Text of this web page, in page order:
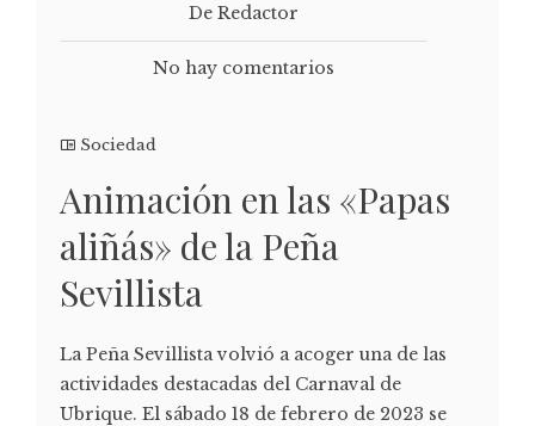
De Redactor
No hay comentarios
Sociedad
Animación en las «Papas
aliñás» de la Peña
Sevillista
La Peña Sevillista volvió a acoger una de las
actividades destacadas del Carnaval de
Ubrique. El sábado 18 de febrero de 2023 se